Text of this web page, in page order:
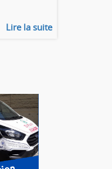
Lire la suite